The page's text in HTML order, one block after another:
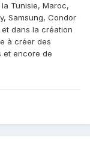
Tunisie, Maroc,
Samsung, Condor
dans la création
à créer des
et encore de